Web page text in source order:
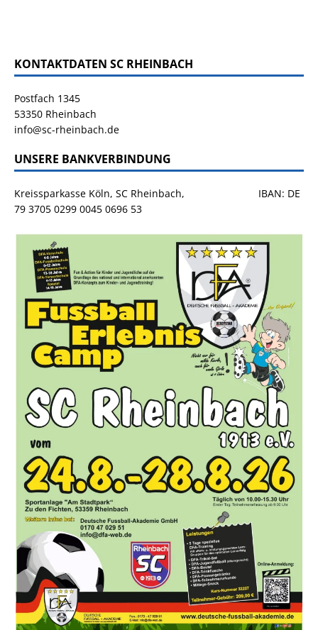
KONTAKTDATEN SC RHEINBACH
Postfach 1345
53350 Rheinbach
info@sc-rheinbach.de
UNSERE BANKVERBINDUNG
Kreissparkasse Köln, SC Rheinbach, IBAN: DE
79 3705 0299 0045 0696 53